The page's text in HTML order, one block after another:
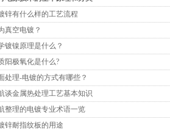
锌有什么样的工艺流程
真空电镀？
镀镍原理是什么？
阳极氧化是什么?
处理-电镀的方式有哪些？
谈金属热处理工艺基本知识
整理的电镀专业术语一览
锌耐指纹板的用途